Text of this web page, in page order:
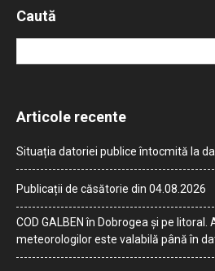
Caută
Articole recente
Situația datoriei publice întocmită la
Publicații de căsătorie din 04.08.2026
COD GALBEN în Dobrogea și pe litoral.
meteorologilor este valabilă până în